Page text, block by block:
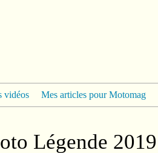
vidéos Mes articles pour Motomag
Légende 2019